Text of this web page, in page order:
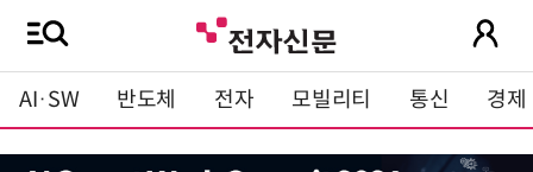
AI·SW 반도체 전자 모빌리티 통신 경제